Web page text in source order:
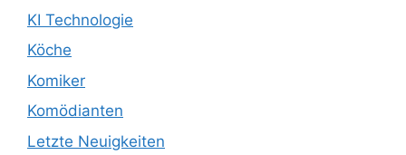
KI Technologie
Köche
Komiker
Komödianten
Letzte Neuigkeiten